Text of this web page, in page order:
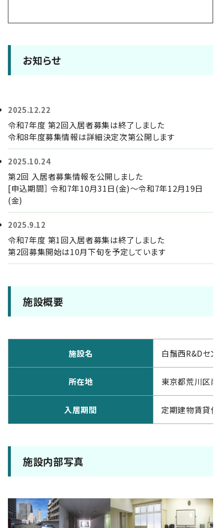
お知らせ
2025.12.22
令和7年度 第2回入居者募集は終了しました
令和8年度募集情報は詳細決定次第公開します
2025.10.24
第2回 入居者募集情報を公開しました
[申込期間］ 令和7年10月31日(金)～令和7年12月19日
(金)
2025.9.12
令和7年度 第1回入居者募集は終了しました
第2回募集開始は10月下旬を予定しています
施設概要
施設名 白鬚西R&Dセン
所在地 東京都荒川区南
入居期間 定期建物賃貸借
施設内部写真